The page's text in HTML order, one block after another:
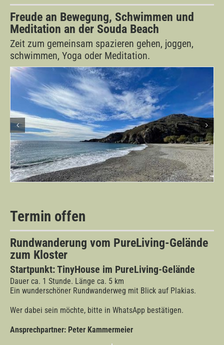
Freude an Bewegung, Schwimmen und
Meditation an der Souda Beach
Zeit zum gemeinsam spazieren gehen, joggen,
schwimmen, Yoga oder Meditation.
Termin offen
Rundwanderung vom PureLiving-Gelände
zum Kloster
Startpunkt: TinyHouse im PureLiving-Gelände
Dauer ca. 1 Stunde. Länge ca. 5 km
Ein wunderschöner Rundwanderweg mit Blick auf Plakias.
Wer dabei sein möchte, bitte in WhatsApp bestätigen.
Ansprechpartner: Peter Kammermeier